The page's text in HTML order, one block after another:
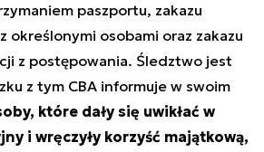
paszportu, zakazu
określonymi osobami oraz zakazu
z postępowania. Śledztwo jest
z tym CBA informuje w swoim
które dały się uwikłać w
i wręczyły korzyść majątkową,